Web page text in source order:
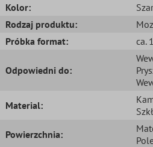
Kolor:
Rodzaj produktu:
Próbka format:
ca.
Odpowiedni do:
Material:
Powierzchnia: